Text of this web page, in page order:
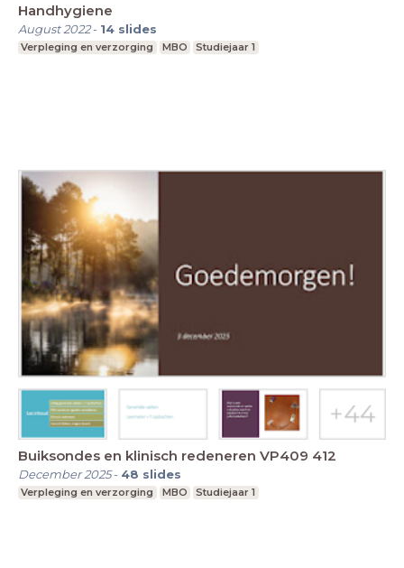
Handhygiene
August 2022- 14 slides
Verpleging en verzorging MBO Studiejaar 1
Buiksondes en klinisch redeneren VP409 412
December 2025- 48 slides
Verpleging en verzorging MBO Studiejaar 1